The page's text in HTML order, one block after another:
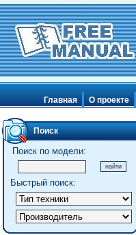
Главная О проекте
Поиск
Поиск по модели:
Быстрый поиск: